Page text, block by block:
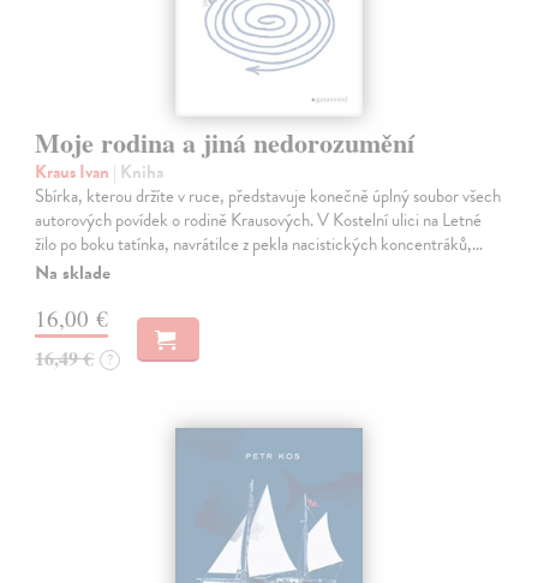
Moje rodina a jiná nedorozumění
Kraus Ivan | Kniha
Sbírka, kterou držíte v ruce, představuje konečně úplný soubor všech
autorových povídek o rodině Krausových. V Kostelní ulici na Letné
žilo po boku tatínka, navrátilce z pekla nacistických koncentráků,…
Na sklade
16,00 €
16,49 € ?